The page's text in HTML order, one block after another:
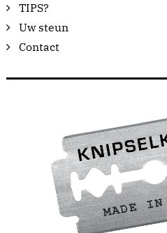
TIPS?
Uw steun
Contact